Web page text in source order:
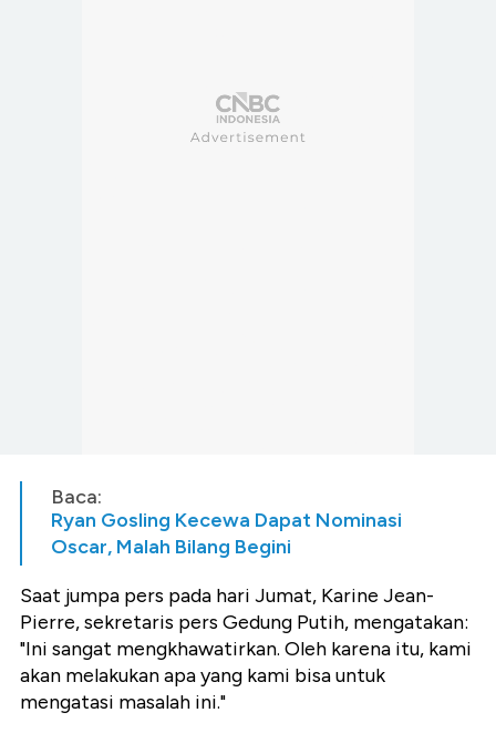
Baca:
Ryan Gosling Kecewa Dapat Nominasi
Oscar, Malah Bilang Begini
Saat jumpa pers pada hari Jumat, Karine Jean-
Pierre, sekretaris pers Gedung Putih, mengatakan:
"Ini sangat mengkhawatirkan. Oleh karena itu, kami
akan melakukan apa yang kami bisa untuk
mengatasi masalah ini."